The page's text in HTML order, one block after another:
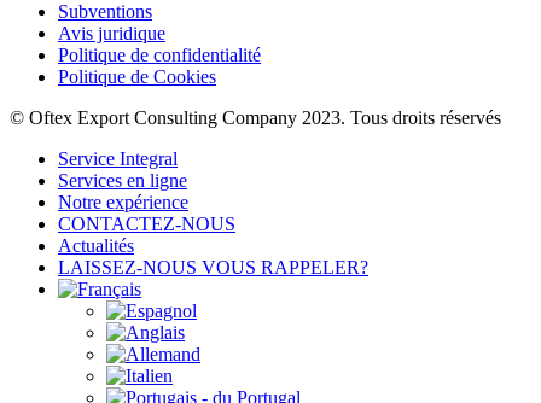
Subventions
Avis juridique
Politique de confidentialité
Politique de Cookies
© Oftex Export Consulting Company 2023. Tous droits réservés
Service Integral
Services en ligne
Notre expérience
CONTACTEZ-NOUS
Actualités
LAISSEZ-NOUS VOUS RAPPELER?